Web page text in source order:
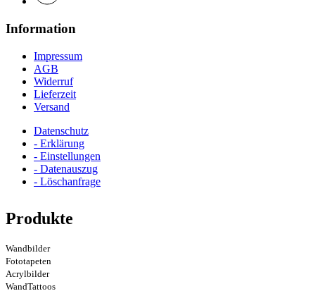
Information
Impressum
AGB
Widerruf
Lieferzeit
Versand
Datenschutz
- Erklärung
- Einstellungen
- Datenauszug
- Löschanfrage
Produkte
Wandbilder
Fototapeten
Acrylbilder
WandTattoos